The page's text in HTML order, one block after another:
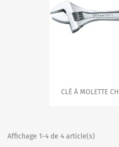
CLÉ À MOLETTE
Affichage 1-4 de 4 article(s)